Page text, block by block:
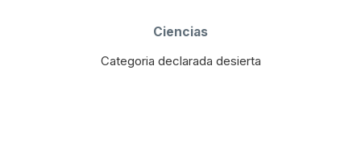
Ciencias
Categoria declarada desierta